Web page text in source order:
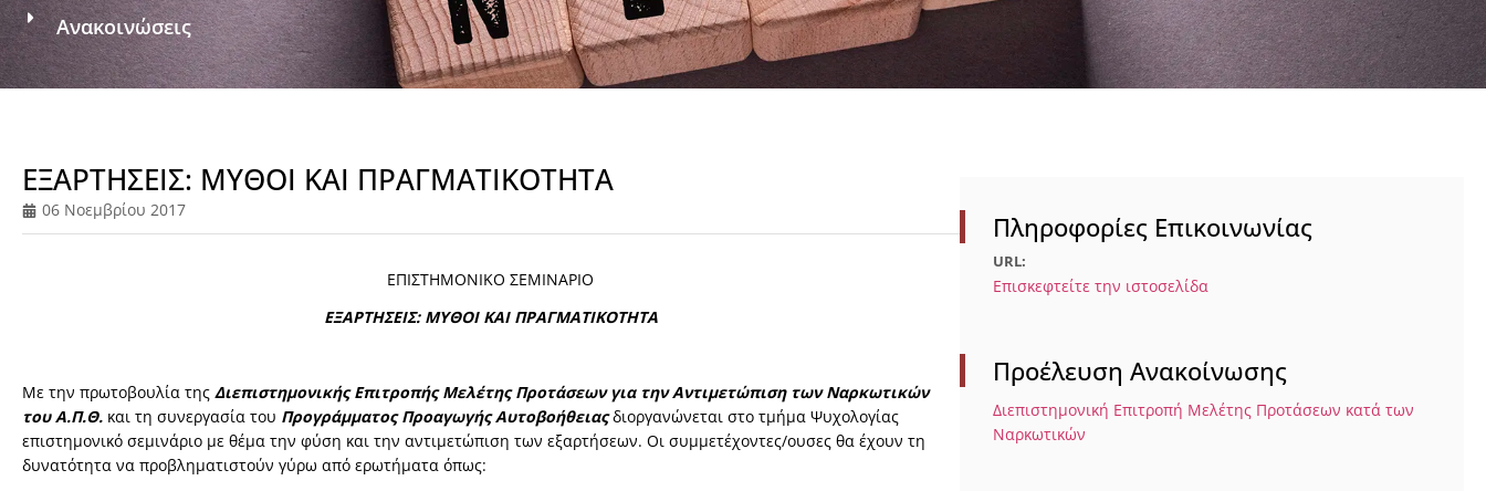
Ανακοινώσεις
ΕΞΑΡΤΗΣΕΙΣ: ΜΥΘΟΙ ΚΑΙ ΠΡΑΓΜΑΤΙΚΟΤΗΤΑ
06 Νοεμβρίου 2017
ΕΠΙΣΤΗΜΟΝΙΚΟ ΣΕΜΙΝΑΡΙΟ
ΕΞΑΡΤΗΣΕΙΣ: ΜΥΘΟΙ ΚΑΙ ΠΡΑΓΜΑΤΙΚΟΤΗΤΑ
Με την πρωτοβουλία της Διεπιστημονικής Επιτροπής Μελέτης Προτάσεων για την Αντιμετώπιση των Ναρκωτικών
του Α.Π.Θ. και τη συνεργασία του Προγράμματος Προαγωγής Αυτοβοήθειαςδιοργανώνεται στο τμήμα Ψυχολογίας
επιστημονικό σεμινάριο με θέμα την φύση και την αντιμετώπιση των εξαρτήσεων. Οι συμμετέχοντες/ουσες θα έχουν τη
δυνατότητα να προβληματιστούν γύρω από ερωτήματα όπως:
Πληροφορίες Επικοινωνίας
URL:
Επισκεφτείτε την ιστοσελίδα
Προέλευση Ανακοίνωσης
Διεπιστημονική Επιτροπή Μελέτης Προτάσεων κατά των
Ναρκωτικών